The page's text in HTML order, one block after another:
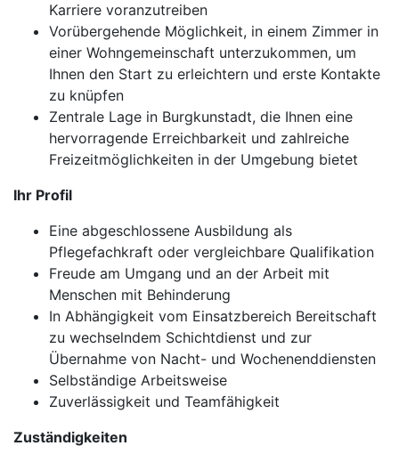
Karriere voranzutreiben
Vorübergehende Möglichkeit, in einem Zimmer in
einer Wohngemeinschaft unterzukommen, um
Ihnen den Start zu erleichtern und erste Kontakte
zu knüpfen
Zentrale Lage in Burgkunstadt, die Ihnen eine
hervorragende Erreichbarkeit und zahlreiche
Freizeitmöglichkeiten in der Umgebung bietet
Ihr Profil
Eine abgeschlossene Ausbildung als
Pflegefachkraft oder vergleichbare Qualifikation
Freude am Umgang und an der Arbeit mit
Menschen mit Behinderung
In Abhängigkeit vom Einsatzbereich Bereitschaft
zu wechselndem Schichtdienst und zur
Übernahme von Nacht- und Wochenenddiensten
Selbständige Arbeitsweise
Zuverlässigkeit und Teamfähigkeit
Zuständigkeiten